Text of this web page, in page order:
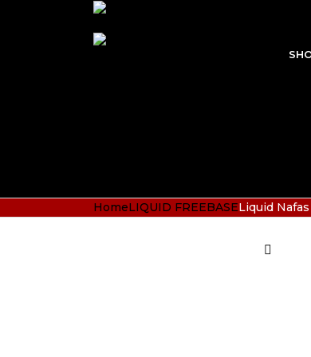
HomeLIQUID FREEBASELiquid